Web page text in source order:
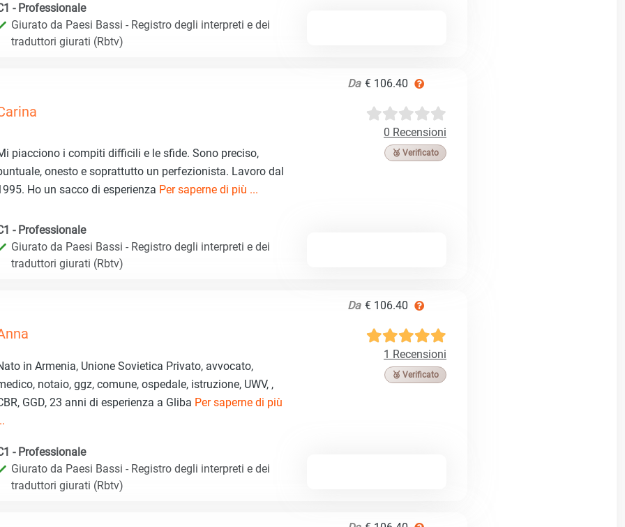
- Professionale
Giurato da Paesi Bassi - Registro degli interpreti e dei
traduttori giurati (Rbtv)
Da € 106.40
0 Recensioni
🥉 Verificato
piacciono i compiti difficili e le sfide. Sono preciso,
onesto e soprattutto un perfezionista. Lavoro dal
Ho un sacco di esperienza Per saperne di più ...
- Professionale
Giurato da Paesi Bassi - Registro degli interpreti e dei
traduttori giurati (Rbtv)
Da € 106.40
1 Recensioni
🥉 Verificato
in Armenia, Unione Sovietica Privato, avvocato,
notaio, ggz, comune, ospedale, istruzione, UWV, ,
GGD, 23 anni di esperienza a Gliba Per saperne di più
- Professionale
Giurato da Paesi Bassi - Registro degli interpreti e dei
traduttori giurati (Rbtv)